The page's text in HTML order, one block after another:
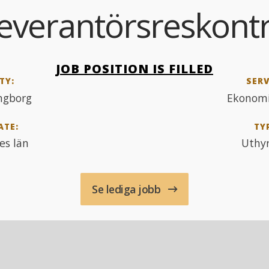
JOB POSITION IS FILLED
län
Se lediga jobb